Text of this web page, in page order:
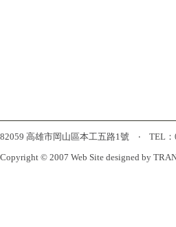
82059 高雄市岡山區本工五路1號 ‧ TEL
Copyright © 2007 Web Site designed by